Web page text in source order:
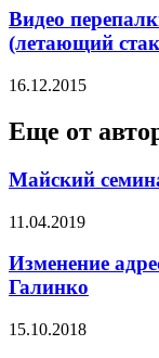
Видео
(летающий
16.12.2015
Еще от
Майский
11.04.2019
Изменение
Галинко
15.10.2018